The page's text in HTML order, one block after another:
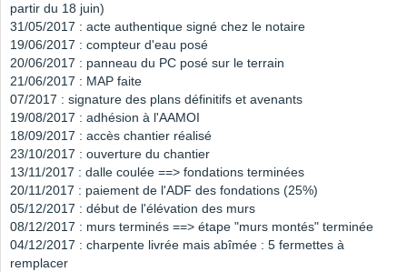
partir du 18 juin)
31/05/2017 : acte authentique signé chez le notaire
19/06/2017 : compteur d'eau posé
20/06/2017 : panneau du PC posé sur le terrain
21/06/2017 : MAP faite
07/2017 : signature des plans définitifs et avenants
19/08/2017 : adhésion à l'AAMOI
18/09/2017 : accès chantier réalisé
23/10/2017 : ouverture du chantier
13/11/2017 : dalle coulée ==> fondations terminées
20/11/2017 : paiement de l'ADF des fondations (25%)
05/12/2017 : début de l'élévation des murs
08/12/2017 : murs terminés ==> étape "murs montés" terminée
04/12/2017 : charpente livrée mais abîmée : 5 fermettes à
remplacer